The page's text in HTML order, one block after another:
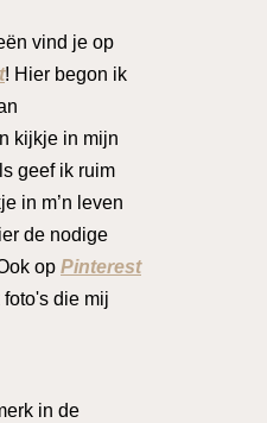
vind je op
! Hier begon ik
kijkje in mijn
geef ik ruim
in m’n leven
de nodige
op Pinterest
die mij
in de